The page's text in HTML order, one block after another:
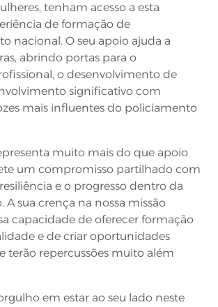
tenham acesso a esta
de formação de
nacional. O seu apoio ajuda a
abrindo portas para o
o desenvolvimento de
significativo com
mais influentes do policiamento
muito mais do que apoio
um compromisso partilhado com
e o progresso dentro da
A sua crença na nossa missão
capacidade de oferecer formação
e de criar oportunidades
terão repercussões muito além
em estar ao seu lado neste